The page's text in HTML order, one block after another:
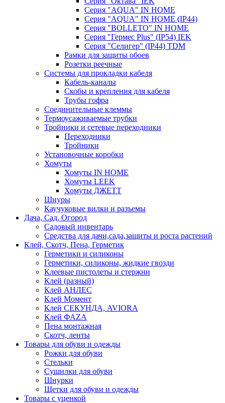
Серия "AQUA" IN HOME
Серия "AQUA" IN HOME (IP44)
Серия "BОLLETO" IN HOME
Серия "Гермес Plus" (IP54) IEK
Серия "Селигер" (IP44) TDM
Рамки для защиты обоев
Розетки реечные
Системы для прокладки кабеля
Кабель-каналы
Скобы и крепления для кабеля
Трубы гофра
Соединительные клеммы
Термоусаживаемые трубки
Тройники и сетевые переходники
Переходники
Тройники
Установочные коробки
Хомуты
Хомуты IN HOME
Хомуты LEEK
Хомуты ДЖЕТТ
Шнуры
Каучуковые вилки и разъемы
Дача, Сад, Огород
Садовый инвентарь
Средства для дачи,сада,защиты и роста растений
Клей, Скотч, Пена, Герметик
Герметики и силиконы
Герметики, силиконы, жидкие гвозди
Клеевые пистолеты и стержни
Клей (разный)
Клей АНЛЕС
Клей Момент
Клей СЕКУНДА, AVIORA
Клей ФАZА
Пена монтажная
Скотч, ленты
Товары для обуви и одежды
Рожки для обуви
Стельки
Сушилки для обуви
Шнурки
Щетки для обуви и одежды
Товары с уценкой